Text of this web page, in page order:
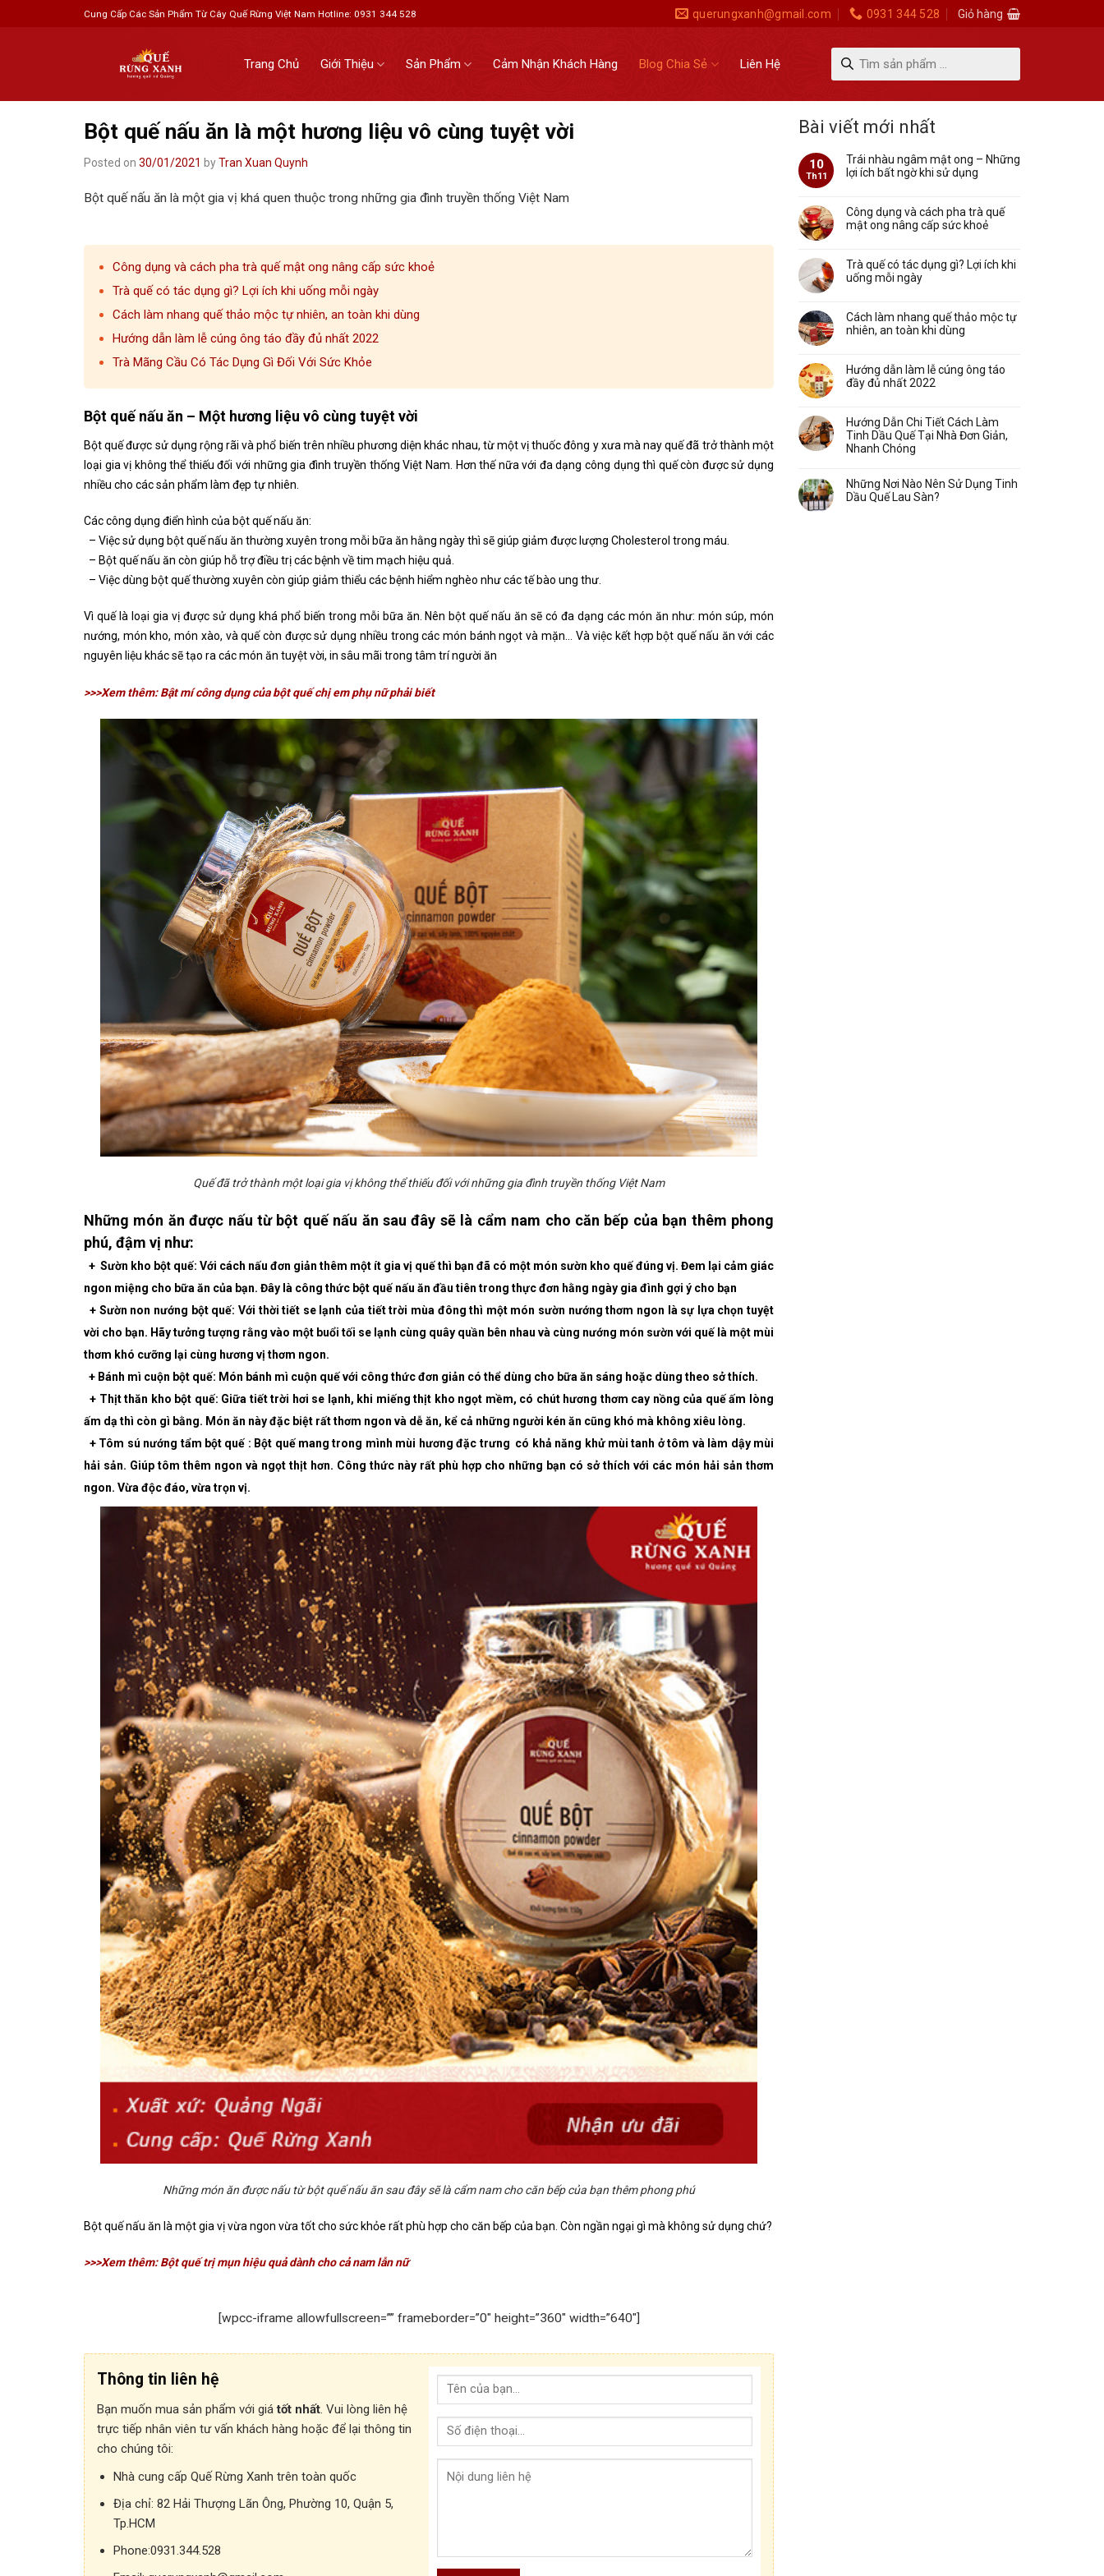
Cung Cấp Các Sản Phẩm Từ Cây Quế Rừng Việt Nam Hotline: 0931 344 528 querungxanh@gmail.com 0931 344 528 Giỏ hàng
Trang Chủ Giới Thiệu Sản Phẩm Cảm Nhận Khách Hàng Blog Chia Sẻ Liên Hệ
Tìm
kiếm
phẩm
Bột quế nấu ăn là một hương liệu vô cùng tuyệt vời
Posted on 30/01/2021 byTran Xuan Quynh
Bột quế nấu ăn là một gia vị khá quen thuộc trong những gia đình truyền thống Việt Nam
Công dụng và cách pha trà quế mật ong nâng cấp sức khoẻ
Trà quế có tác dụng gì? Lợi ích khi uống mỗi ngày
Cách làm nhang quế thảo mộc tự nhiên, an toàn khi dùng
Hướng dẫn làm lễ cúng ông táo đầy đủ nhất 2022
Trà Mãng Cầu Có Tác Dụng Gì Đối Với Sức Khỏe
Bột quế nấu ăn – Một hương liệu vô cùng tuyệt vời
Bột quế được sử dụng rộng rãi và phổ biến trên nhiều phương diện khác nhau, từ một vị thuốc đông y xưa mà nay quế đã trở thành một
loại gia vị không thể thiếu đối với những gia đình truyền thống Việt Nam. Hơn thế nữa với đa dạng công dụng thì quế còn được sử dụng
nhiều cho các sản phẩm làm đẹp tự nhiên.
Các công dụng điển hình của bột quế nấu ăn:
– Việc sử dụng bột quế nấu ăn thường xuyên trong mỗi bữa ăn hằng ngày thì sẽ giúp giảm được lượng Cholesterol trong máu.
– Bột quế nấu ăn còn giúp hỗ trợ điều trị các bệnh về tim mạch hiệu quả.
– Việc dùng bột quế thường xuyên còn giúp giảm thiểu các bệnh hiểm nghèo như các tế bào ung thư.
Vì quế là loại gia vị được sử dụng khá phổ biến trong mỗi bữa ăn. Nên bột quế nấu ăn sẽ có đa dạng các món ăn như: món súp, món
nướng, món kho, món xào, và quế còn được sử dụng nhiều trong các món bánh ngọt và mặn… Và việc kết hợp bột quế nấu ăn với các
nguyên liệu khác sẽ tạo ra các món ăn tuyệt vời, in sâu mãi trong tâm trí người ăn
>>>Xem thêm: Bật mí công dụng của bột quế chị em phụ nữ phải biết
Quế đã trở thành một loại gia vị không thể thiếu đối với những gia đình truyền thống Việt Nam
Những món ăn được nấu từ bột quế nấu ăn sau đây sẽ là cẩm nam cho căn bếp của bạn thêm phong
phú, đậm vị như:
+ Sườn kho bột quế: Với cách nấu đơn giản thêm một ít gia vị quế thì bạn đã có một món sườn kho quế đúng vị. Đem lại cảm giác
ngon miệng cho bữa ăn của bạn. Đây là công thức bột quế nấu ăn đầu tiên trong thực đơn hằng ngày gia đình gợi ý cho bạn
+ Sườn non nướng bột quế: Với thời tiết se lạnh của tiết trời mùa đông thì một món sườn nướng thơm ngon là sự lựa chọn tuyệt
vời cho bạn. Hãy tưởng tượng rằng vào một buổi tối se lạnh cùng quây quần bên nhau và cùng nướng món sườn với quế là một mùi
thơm khó cưỡng lại cùng hương vị thơm ngon.
+ Bánh mì cuộn bột quế: Món bánh mì cuộn quế với công thức đơn giản có thể dùng cho bữa ăn sáng hoặc dùng theo sở thích.
+ Thịt thăn kho bột quế: Giữa tiết trời hơi se lạnh, khi miếng thịt kho ngọt mềm, có chút hương thơm cay nồng của quế ấm lòng
ấm dạ thì còn gì bằng. Món ăn này đặc biệt rất thơm ngon và dễ ăn, kể cả những người kén ăn cũng khó mà không xiêu lòng.
+ Tôm sú nướng tẩm bột quế : Bột quế mang trong mình mùi hương đặc trưng có khả năng khử mùi tanh ở tôm và làm dậy mùi
hải sản. Giúp tôm thêm ngon và ngọt thịt hơn. Công thức này rất phù hợp cho những bạn có sở thích với các món hải sản thơm
ngon. Vừa độc đáo, vừa trọn vị.
Những món ăn được nấu từ bột quế nấu ăn sau đây sẽ là cẩm nam cho căn bếp của bạn thêm phong phú
Bột quế nấu ăn là một gia vị vừa ngon vừa tốt cho sức khỏe rất phù hợp cho căn bếp của bạn. Còn ngần ngại gì mà không sử dụng chứ?
>>>Xem thêm: Bột quế trị mụn hiệu quả dành cho cả nam lẫn nữ
[wpcc-iframe allowfullscreen=”” frameborder=”0″ height=”360″ width=”640″]
Thông tin liên hệ
Bạn muốn mua sản phẩm với giátốt nhất. Vui lòng liên hệ
trực tiếp nhân viên tư vấn khách hàng hoặc để lại thông tin
cho chúng tôi:
Nhà cung cấp Quế Rừng Xanh trên toàn quốc
Địa chỉ: 82 Hải Thượng Lãn Ông, Phường 10, Quận 5,
Tp.HCM
Phone:0931.344.528
Bài viết mới nhất
10
Th11
Trái nhàu ngâm mật ong – Những
lợi ích bất ngờ khi sử dụng
Công dụng và cách pha trà quế
mật ong nâng cấp sức khoẻ
Trà quế có tác dụng gì? Lợi ích khi
uống mỗi ngày
Cách làm nhang quế thảo mộc tự
nhiên, an toàn khi dùng
Hướng dẫn làm lễ cúng ông táo
đầy đủ nhất 2022
Hướng Dẫn Chi Tiết Cách Làm
Tinh Dầu Quế Tại Nhà Đơn Giản,
Nhanh Chóng
Những Nơi Nào Nên Sử Dụng Tinh
Dầu Quế Lau Sàn?